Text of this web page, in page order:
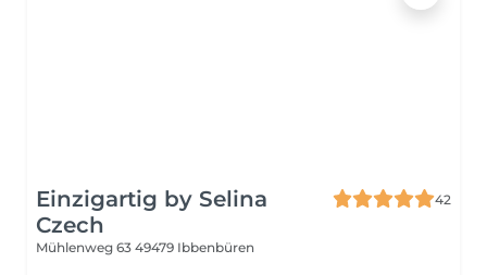
Einzigartig by Selina
Czech
42
Mühlenweg 63 49479 Ibbenbüren